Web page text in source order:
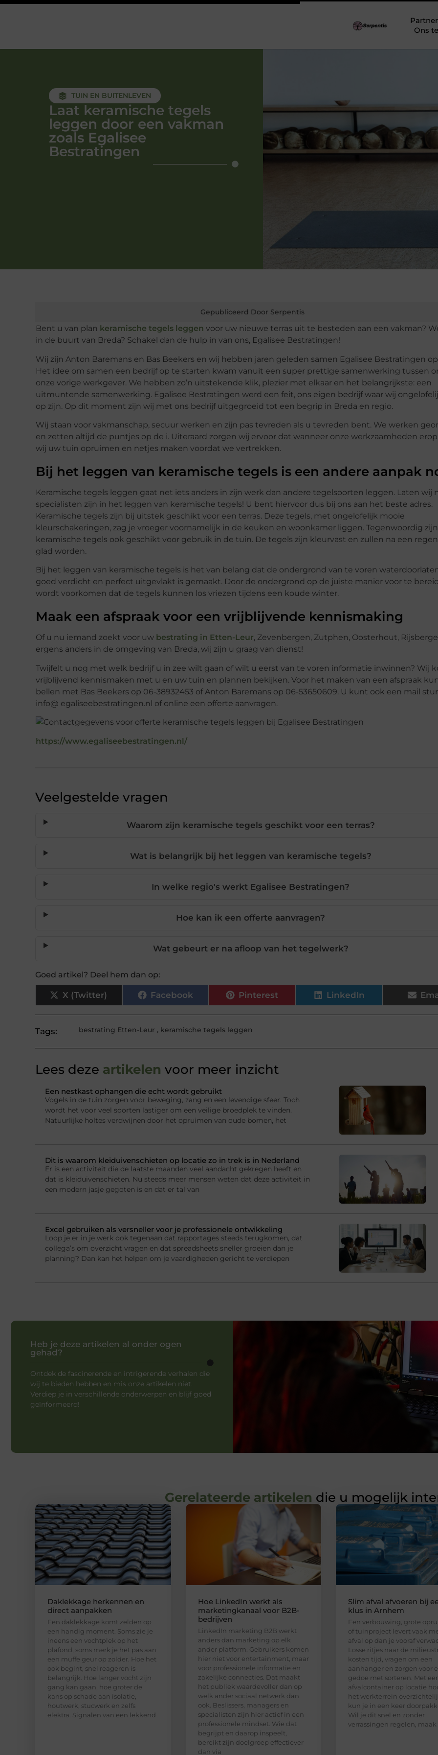
Ons
TUIN EN BUITENLEVEN
Laat keramische tegels
leggen door een vakman
zoals Egalisee
Bestratingen
Gepubliceerd Door Serpentis
Bent u van plan keramische tegels leggen voor uw nieuwe terras uit te besteden aan een vakman?
in de buurt van Breda? Schakel dan de hulp in van ons, Egalisee Bestratingen!
Wij zijn Anton Baremans en Bas Beekers en wij hebben jaren geleden samen Egalisee Bestratingen
Het idee om samen een bedrijf op te starten kwam vanuit een super prettige samenwerking tussen
onze vorige werkgever. We hebben zo’n uitstekende klik, plezier met elkaar en het belangrijkste: een
uitmuntende samenwerking. Egalisee Bestratingen werd een feit, ons eigen bedrijf waar wij
op zijn. Op dit moment zijn wij met ons bedrijf uitgegroeid tot een begrip in Breda en regio.
Wij staan voor vakmanschap, secuur werken en zijn pas tevreden als u tevreden bent. We werken
en zetten altijd de puntjes op de i. Uiteraard zorgen wij ervoor dat wanneer onze werkzaamheden
wij uw tuin opruimen en netjes maken voordat we vertrekken.
Bij het leggen van keramische tegels is een andere aanpak
Keramische tegels leggen gaat net iets anders in zijn werk dan andere tegelsoorten leggen. Laten wij
specialisten zijn in het leggen van keramische tegels! U bent hiervoor dus bij ons aan het beste adres.
Keramische tegels zijn bij uitstek geschikt voor een terras. Deze tegels, met ongelofelijk mooie
kleurschakeringen, zag je vroeger voornamelijk in de keuken en woonkamer liggen. Tegenwoordig
keramische tegels ook geschikt voor gebruik in de tuin. De tegels zijn kleurvast en zullen na een
glad worden.
Bij het leggen van keramische tegels is het van belang dat de ondergrond van te voren
goed verdicht en perfect uitgevlakt is gemaakt. Door de ondergrond op de juiste manier voor te
wordt voorkomen dat de tegels kunnen los vriezen tijdens een koude winter.
Maak een afspraak voor een vrijblijvende kennismaking
Of u nu iemand zoekt voor uw bestrating in Etten-Leur, Zevenbergen, Zutphen, Oosterhout,
ergens anders in de omgeving van Breda, wij zijn u graag van dienst!
Twijfelt u nog met welk bedrijf u in zee wilt gaan of wilt u eerst van te voren informatie inwinnen? Wij
vrijblijvend kennismaken met u en uw tuin en plannen bekijken. Voor het maken van een afspraak
bellen met Bas Beekers op 06-38932453 of Anton Baremans op 06-53650609. U kunt ook een mail
info@ egaliseebestratingen.nl of online een offerte aanvragen.
https://www.egaliseebestratingen.nl/
Veelgestelde vragen
Waarom zijn keramische tegels geschikt voor een terras?
Wat is belangrijk bij het leggen van keramische tegels?
In welke regio's werkt Egalisee Bestratingen?
Hoe kan ik een offerte aanvragen?
Wat gebeurt er na afloop van het tegelwerk?
Goed artikel? Deel hem dan op:
X (Twitter) Facebook Pinterest LinkedIn
Tags: bestrating Etten-Leur , keramische tegels leggen
Lees deze artikelen voor meer inzicht
Een nestkast ophangen die echt wordt gebruikt
Vogels in de tuin zorgen voor beweging, zang en een levendige sfeer. Toch
wordt het voor veel soorten lastiger om een veilige broedplek te vinden.
Natuurlijke holtes verdwijnen door het opruimen van oude bomen, het
Dit is waarom kleiduivenschieten op locatie zo in trek is in Nederland
Er is een activiteit die de laatste maanden veel aandacht gekregen heeft en
dat is kleiduivenschieten. Nu steeds meer mensen weten dat deze activiteit in
een modern jasje gegoten is en dat er tal van
Excel gebruiken als versneller voor je professionele ontwikkeling
Loop je er in je werk ook tegenaan dat rapportages steeds terugkomen, dat
collega’s om overzicht vragen en dat spreadsheets sneller groeien dan je
planning? Dan kan het helpen om je vaardigheden gericht te verdiepen
Heb je deze artikelen al onder ogen
gehad?
Ontdek de fascinerende en intrigerende verhalen die
wij te bieden hebben en mis onze artikelen niet.
Verdiep je in verschillende onderwerpen en blijf goed
geïnformeerd!
Gerelateerde artikelen die u mogelijk
Daklekkage herkennen en
direct aanpakken
Een daklekkage komt zelden op
een handig moment. Soms zie je
ineens een vochtplek op het
plafond, soms merk je het pas aan
een muffe geur op zolder. Hoe het
ook begint, snel reageren is
belangrijk. Hoe langer vocht zijn
gang kan gaan, hoe groter de
kans op schade aan isolatie,
houtwerk, stucwerk en zelfs
elektra. Signalen van een lekkend
Hoe LinkedIn werkt als
marketingkanaal voor B2B-
bedrijven
LinkedIn marketing B2B werkt
anders dan marketing op elk
ander platform. Gebruikers komen
hier niet voor entertainment, maar
voor professionele informatie en
zakelijke connecties. Dat maakt
het publiek waardevoller dan op
welk ander sociaal netwerk dan
ook. Beslissers, managers en
specialisten zijn hier actief in een
professionele mindset. Wie dat
begrijpt en daarop inspeelt,
bereikt zijn doelgroep effectiever
dan via
Slim afval afvoeren bij
klus in Arnhem
Een verbouwing, grote
of tuinproject levert vaak
afval op dan je vooraf
Losse ritjes naar de
kosten tijd, vragen om een
aanhanger en zorgen voor
gedoe met sorteren. Met
afvalcontainer op locatie
het werkterrein
kun je in een keer
Wil je dit snel en zonder
verrassingen regelen, maak